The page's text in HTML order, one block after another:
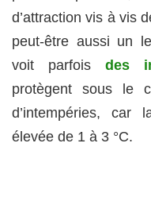
d’attraction vis à vis
peut-être aussi un
voit parfois des
protègent sous le
d’intempéries, car
élevée de 1 à 3 °C.